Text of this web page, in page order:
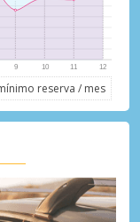
reserva / mes